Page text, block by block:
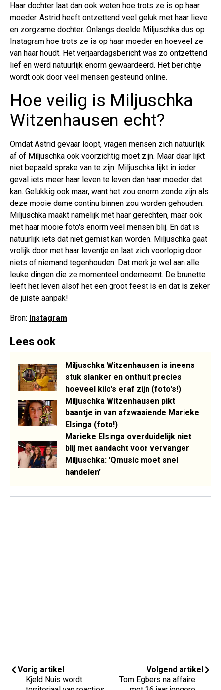
Haar dochter laat dan ook weten hoe trots ze is op haar
moeder. Astrid heeft ontzettend veel geluk met haar lieve
en zorgzame dochter. Onlangs deelde Miljuschka dus op
Instagram hoe trots ze is op haar moeder en hoeveel ze
van haar houdt. Het verjaardagsbericht was zo ontzettend
lief en werd natuurlijk enorm gewaardeerd. Het berichtje
wordt ook door veel mensen gesteund online.
Hoe veilig is Miljuschka
Witzenhausen echt?
Omdat Astrid gevaar loopt, vragen mensen zich natuurlijk
af of Miljuschka ook voorzichtig moet zijn. Maar daar lijkt
niet bepaald sprake van te zijn. Miljuschka lijkt in ieder
geval iets meer haar leven te leven dan haar moeder dat
kan. Gelukkig ook maar, want het zou enorm zonde zijn als
deze mooie dame continu binnen zou worden gehouden.
Miljuschka maakt namelijk met haar gerechten, maar ook
met haar mooie foto's enorm veel mensen blij. En dat is
natuurlijk iets dat niet gemist kan worden. Miljuschka gaat
vrolijk door met haar leventje en laat zich voorlopig door
niets of niemand tegenhouden. Dat merk je wel aan alle
leuke dingen die ze momenteel onderneemt. De brunette
leeft het leven alsof het een groot feest is en dat is zeker
de juiste aanpak!
Bron: Instagram
Lees ook
Miljuschka Witzenhausen is ineens
stuk slanker en onthult precies
hoeveel kilo's eraf zijn (foto's!)
Miljuschka Witzenhausen pikt
baantje in van afzwaaiende Marieke
Elsinga (foto!)
Marieke Elsinga overduidelijk niet
blij met aandacht voor vervanger
Miljuschka: 'Qmusic moet snel
handelen'
Vorig artikel
Kjeld Nuis wordt
Volgend artikel
Tom Egbers na affaire